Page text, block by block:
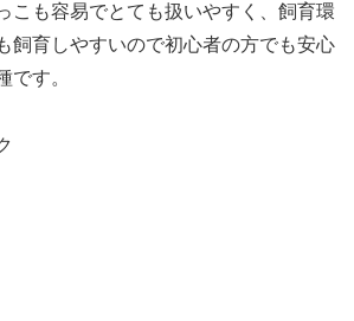
こも容易でとても扱いやすく、飼育環
飼育しやすいので初心者の方でも安心
です。